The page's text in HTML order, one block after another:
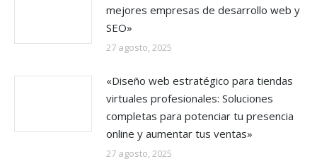
mejores empresas de desarrollo web y
SEO»
27 agosto, 2025
«Diseño web estratégico para tiendas
virtuales profesionales: Soluciones
completas para potenciar tu presencia
online y aumentar tus ventas»
27 agosto, 2025